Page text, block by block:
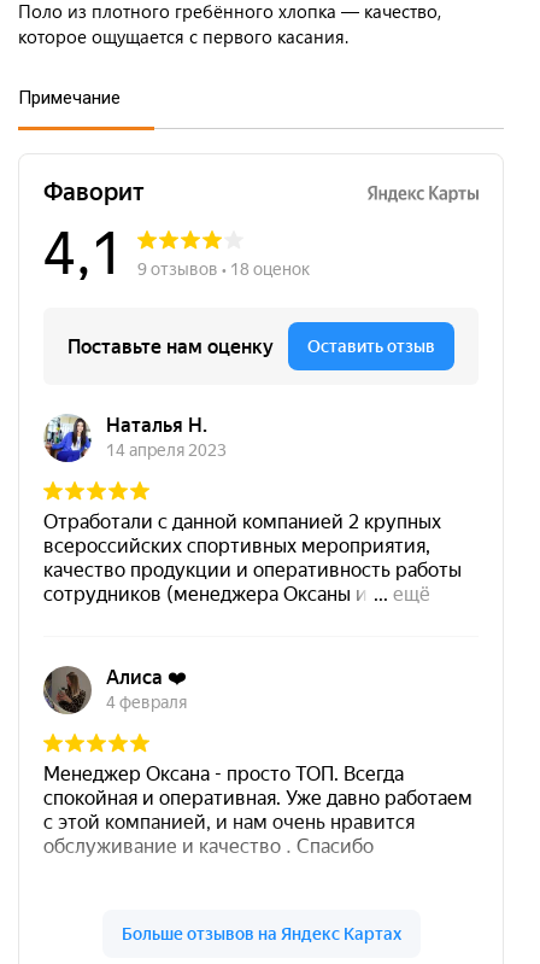
Поло из плотного гребённого хлопка — качество,
которое ощущается с первого касания.
Примечание